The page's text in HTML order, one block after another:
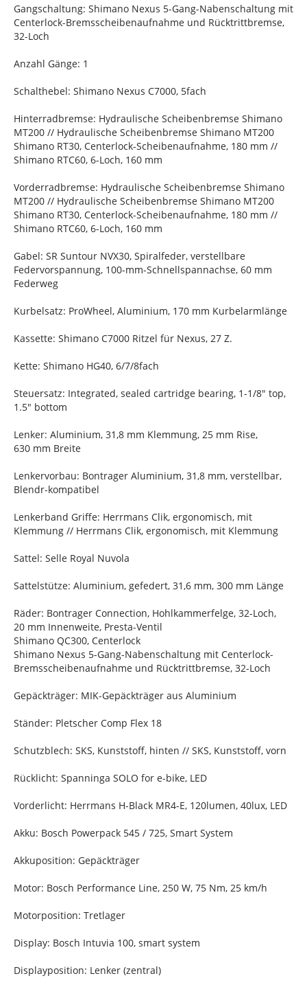
Gangschaltung: Shimano Nexus 5-Gang-Nabenschaltung mit
Centerlock-Bremsscheibenaufnahme und Rücktrittbremse,
32-Loch
Anzahl Gänge: 1
Schalthebel: Shimano Nexus C7000, 5fach
Hinterradbremse: Hydraulische Scheibenbremse Shimano
MT200 // Hydraulische Scheibenbremse Shimano MT200
Shimano RT30, Centerlock-Scheibenaufnahme, 180 mm //
Shimano RTC60, 6-Loch, 160 mm
Vorderradbremse: Hydraulische Scheibenbremse Shimano
MT200 // Hydraulische Scheibenbremse Shimano MT200
Shimano RT30, Centerlock-Scheibenaufnahme, 180 mm //
Shimano RTC60, 6-Loch, 160 mm
Gabel: SR Suntour NVX30, Spiralfeder, verstellbare
Federvorspannung, 100-mm-Schnellspannachse, 60 mm
Federweg
Kurbelsatz: ProWheel, Aluminium, 170 mm Kurbelarmlänge
Kassette: Shimano C7000 Ritzel für Nexus, 27 Z.
Kette: Shimano HG40, 6/7/8fach
Steuersatz: Integrated, sealed cartridge bearing, 1-1/8" top,
1.5" bottom
Lenker: Aluminium, 31,8 mm Klemmung, 25 mm Rise,
630 mm Breite
Lenkervorbau: Bontrager Aluminium, 31,8 mm, verstellbar,
Blendr-kompatibel
Lenkerband Griffe: Herrmans Clik, ergonomisch, mit
Klemmung // Herrmans Clik, ergonomisch, mit Klemmung
Sattel: Selle Royal Nuvola
Sattelstütze: Aluminium, gefedert, 31,6 mm, 300 mm Länge
Räder: Bontrager Connection, Hohlkammerfelge, 32-Loch,
20 mm Innenweite, Presta-Ventil
Shimano QC300, Centerlock
Shimano Nexus 5-Gang-Nabenschaltung mit Centerlock-
Bremsscheibenaufnahme und Rücktrittbremse, 32-Loch
Gepäckträger: MIK-Gepäckträger aus Aluminium
Ständer: Pletscher Comp Flex 18
Schutzblech: SKS, Kunststoff, hinten // SKS, Kunststoff, vorn
Rücklicht: Spanninga SOLO for e-bike, LED
Vorderlicht: Herrmans H-Black MR4-E, 120lumen, 40lux, LED
Akku: Bosch Powerpack 545 / 725, Smart System
Akkuposition: Gepäckträger
Motor: Bosch Performance Line, 250 W, 75 Nm, 25 km/h
Motorposition: Tretlager
Display: Bosch Intuvia 100, smart system
Displayposition: Lenker (zentral)